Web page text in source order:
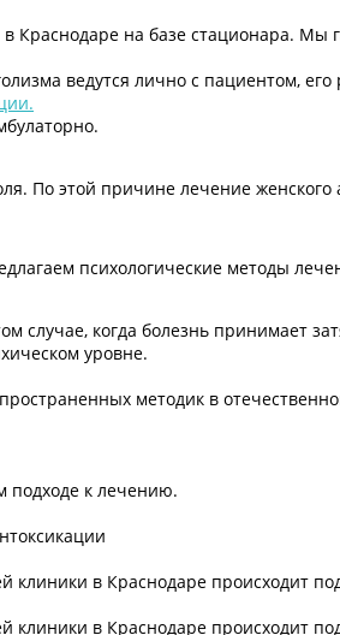
Краснодаре на базе стационара. Мы
ведутся лично с пациентом,
По этой причине лечение
психологические методы
случае, когда болезнь принимает
уровне.
методик в
подходе к лечению.
клиники в Краснодаре происходит
клиники в Краснодаре происходит